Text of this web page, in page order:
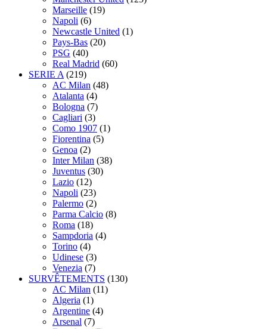
Marseille (19)
Napoli (6)
Newcastle United (1)
Pays-Bas (20)
PSG (40)
Real Madrid (60)
SERIE A (219)
AC Milan (48)
Atalanta (4)
Bologna (7)
Cagliari (3)
Como 1907 (1)
Fiorentina (5)
Genoa (2)
Inter Milan (38)
Juventus (30)
Lazio (12)
Napoli (23)
Palermo (2)
Parma Calcio (8)
Roma (18)
Sampdoria (4)
Torino (4)
Udinese (3)
Venezia (7)
SURVÊTEMENTS (130)
AC Milan (11)
Algeria (1)
Argentine (4)
Arsenal (7)